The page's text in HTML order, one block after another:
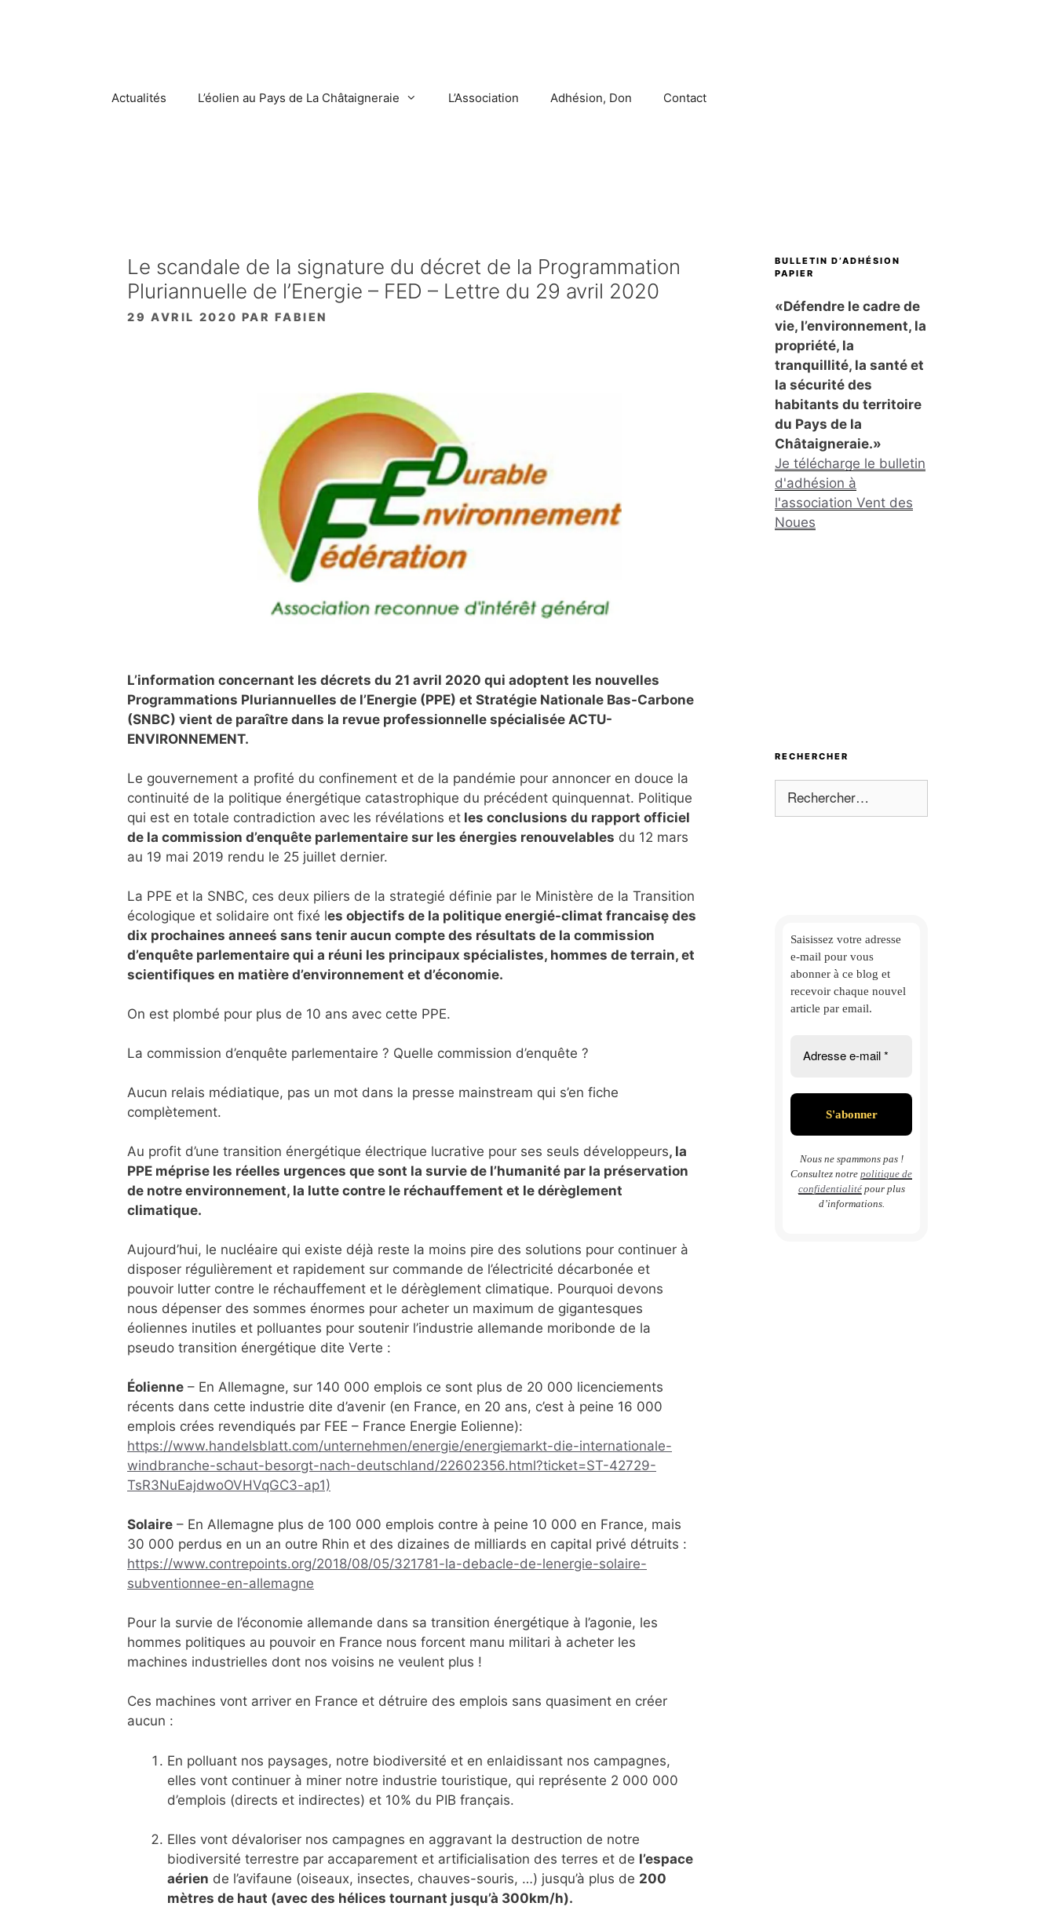
Actualités L’éolien au Pays de La Châtaigneraie L’Association Adhésion, Don Contact
Le scandale de la signature du décret de la Programmation
Pluriannuelle de l’Energie – FED – Lettre du 29 avril 2020
29 AVRIL 2020 PARFABIEN
L’information concernant les décrets du 21 avril 2020 qui adoptent les nouvelles
Programmations Pluriannuelles de l’Energie (PPE) et Stratégie Nationale Bas-Carbone
(SNBC) vient de paraître dans la revue professionnelle spécialisée ACTU-
ENVIRONNEMENT.
Le gouvernement a profité du confinement et de la pandémie pour annoncer en douce la
continuité de la politique énergétique catastrophique du précédent quinquennat. Politique
qui est en totale contradiction avec les révélations et les conclusions du rapport officiel
de la commission d’enquête parlementaire sur les énergies renouvelables du 12 mars
au 19 mai 2019 rendu le 25 juillet dernier.
La PPE et la SNBC, ces deux piliers de la strategié définie par le Ministère de la Transition
écologique et solidaire ont fixé les objectifs de la politique energié-climat francaisȩ des
dix prochaines anneeś sans tenir aucun compte des résultats de la commission
d’enquête parlementaire qui a réuni les principaux spécialistes, hommes de terrain, et
scientifiques en matière d’environnement et d’économie.
On est plombé pour plus de 10 ans avec cette PPE.
La commission d’enquête parlementaire ? Quelle commission d’enquête ?
Aucun relais médiatique, pas un mot dans la presse mainstream qui s’en fiche
complètement.
Au profit d’une transition énergétique électrique lucrative pour ses seuls développeurs, la
PPE méprise les réelles urgences que sont la survie de l’humanité par la préservation
de notre environnement, la lutte contre le réchauffement et le dérèglement
climatique.
Aujourd’hui, le nucléaire qui existe déjà reste la moins pire des solutions pour continuer à
disposer régulièrement et rapidement sur commande de l’électricité décarbonée et
pouvoir lutter contre le réchauffement et le dérèglement climatique. Pourquoi devons
nous dépenser des sommes énormes pour acheter un maximum de gigantesques
éoliennes inutiles et polluantes pour soutenir l’industrie allemande moribonde de la
pseudo transition énergétique dite Verte :
Éolienne – En Allemagne, sur 140 000 emplois ce sont plus de 20 000 licenciements
récents dans cette industrie dite d’avenir (en France, en 20 ans, c’est à peine 16 000
emplois crées revendiqués par FEE – France Energie Eolienne):
https://www.handelsblatt.com/unternehmen/energie/energiemarkt-die-internationale-
windbranche-schaut-besorgt-nach-deutschland/22602356.html?ticket=ST-42729-
TsR3NuEajdwoOVHVqGC3-ap1)
Solaire – En Allemagne plus de 100 000 emplois contre à peine 10 000 en France, mais
30 000 perdus en un an outre Rhin et des dizaines de milliards en capital privé détruits :
https://www.contrepoints.org/2018/08/05/321781-la-debacle-de-lenergie-solaire-
subventionnee-en-allemagne
Pour la survie de l’économie allemande dans sa transition énergétique à l’agonie, les
hommes politiques au pouvoir en France nous forcent manu militari à acheter les
machines industrielles dont nos voisins ne veulent plus !
Ces machines vont arriver en France et détruire des emplois sans quasiment en créer
aucun :
En polluant nos paysages, notre biodiversité et en enlaidissant nos campagnes,
elles vont continuer à miner notre industrie touristique, qui représente 2 000 000
d’emplois (directs et indirectes) et 10% du PIB français.
Elles vont dévaloriser nos campagnes en aggravant la destruction de notre
biodiversité terrestre par accaparement et artificialisation des terres et de l’espace
aérien de l’avifaune (oiseaux, insectes, chauves-souris, …) jusqu’à plus de 200
mètres de haut (avec des hélices tournant jusqu’à 300km/h).
BULLETIN D’ADHÉSION
PAPIER
«Défendre le cadre de
vie, l’environnement, la
propriété, la
tranquillité, la santé et
la sécurité des
habitants du territoire
du Pays de la
Châtaigneraie.»
Je télécharge le bulletin
d'adhésion à
l'association Vent des
Noues
RECHERCHER
Saisissez votre adresse
e-mail pour vous
abonner à ce blog et
recevoir chaque nouvel
article par email.
Nous ne spammons pas !
Consultez notre politique de
confidentialitépour plus
d’informations.